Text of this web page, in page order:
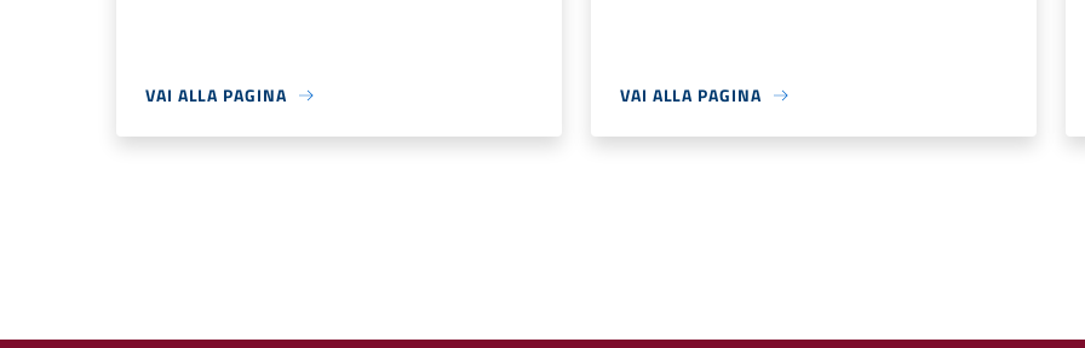
VAI ALLA PAGINA VAI ALLA PAGINA